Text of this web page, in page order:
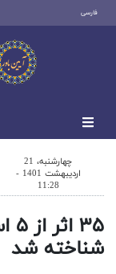
فارسی
چهارشنبه، 21
اردیبهشت 1401 -
11:28
شناخته شد